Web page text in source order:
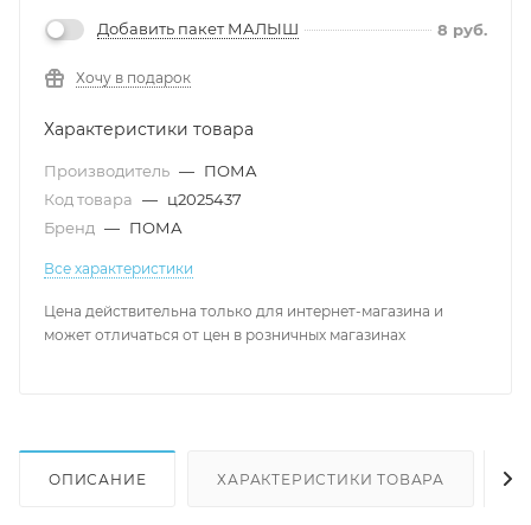
Добавить пакет МАЛЫШ 8 руб.
Хочу в подарок
Характеристики товара
Производитель — ПОМА
Код товара — ц2025437
Бренд — ПОМА
Все характеристики
Цена действительна только для интернет-магазина и
может отличаться от цен в розничных магазинах
ОПИСАНИЕ ХАРАКТЕРИСТИКИ ТОВАРА